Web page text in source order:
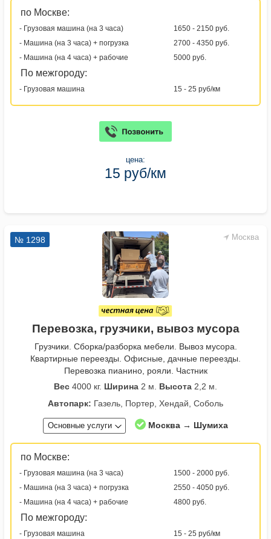
по Москве:
- Грузовая машина (на 3 часа)
1650 - 2150 руб.
- Машина (на 3 часа) + погрузка
2700 - 4350 руб.
- Машина (на 4 часа) + рабочие
5000 руб.
По межгороду:
- Грузовая машина 15 - 25 руб/км
цена:
15 руб/км
Москва
№ 1298
Перевозка, грузчики, вывоз мусора
Грузчики. Сборка/разборка мебели. Вывоз мусора.
Квартирные переезды. Офисные, дачные переезды.
Перевозка пианино, рояли. Частник
Вес 4000 кг. Ширина 2 м. Высота 2,2 м.
Автопарк: Газель, Портер, Хендай, Соболь
Основные услуги Москва → Шумиха
по Москве:
- Грузовая машина (на 3 часа)
1500 - 2000 руб.
- Машина (на 3 часа) + погрузка
2550 - 4050 руб.
- Машина (на 4 часа) + рабочие
4800 руб.
По межгороду:
- Грузовая машина 15 - 25 руб/км